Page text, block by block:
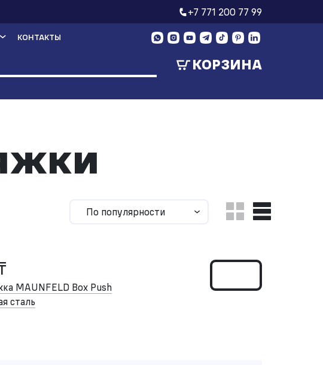
+7 771 200 77 99
КОНТАКТЫ
КОРЗИНА
По популярности
MAUNFELD Box Push
сталь